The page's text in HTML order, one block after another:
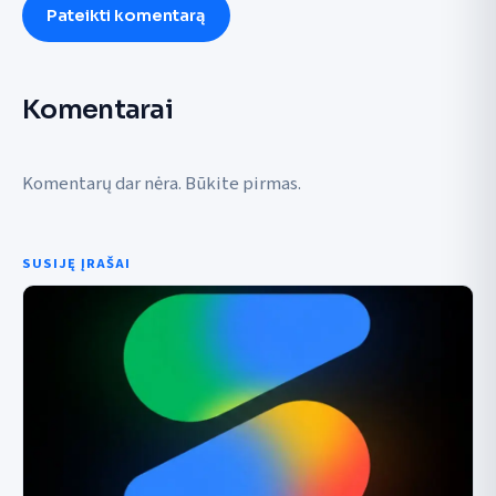
Pateikti komentarą
Komentarai
Komentarų dar nėra. Būkite pirmas.
SUSIJĘ ĮRAŠAI